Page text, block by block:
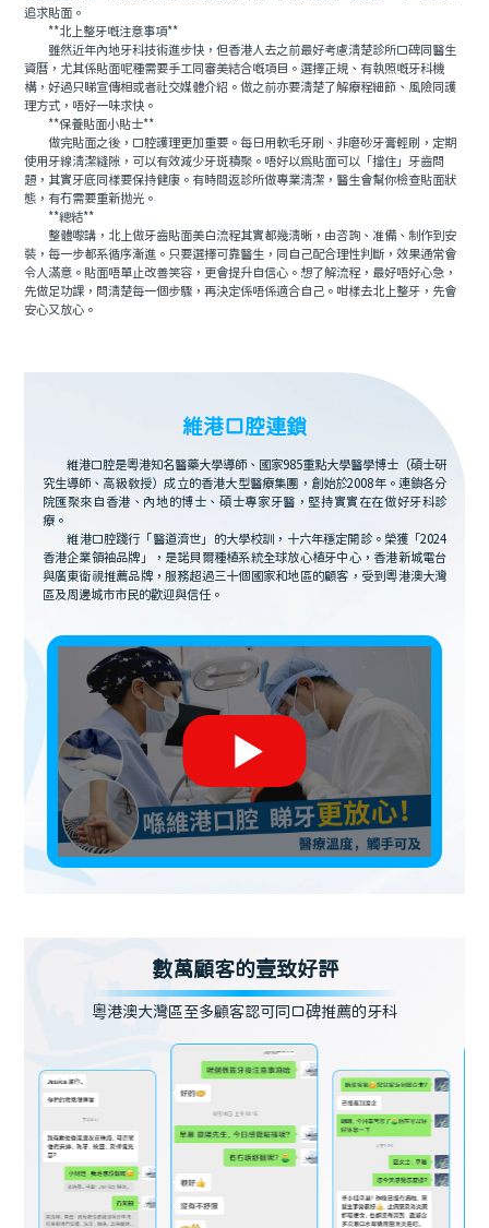
追求貼面。
**北上整牙嘅注意事項**
雖然近年內地牙科技術進步快，但香港人去之前最好考慮清楚診所口碑同醫生
資曆，尤其係貼面呢種需要手工同審美結合嘅項目。選擇正規、有執照嘅牙科機
構，好過只睇宣傳相或者社交媒體介紹。做之前亦要清楚了解療程細節、風險同護
理方式，唔好一味求快。
**保養貼面小貼士**
做完貼面之後，口腔護理更加重要。每日用軟毛牙刷、非磨砂牙膏輕刷，定期
使用牙線清潔縫隙，可以有效減少牙斑積聚。唔好以爲貼面可以「擋住」牙齒問
題，其實牙底同樣要保持健康。有時間返診所做專業清潔，醫生會幫你檢查貼面狀
態，有冇需要重新抛光。
**總結**
整體嚟講，北上做牙齒貼面美白流程其實都幾清晰，由咨詢、准備、制作到安
裝，每一步都系循序漸進。只要選擇可靠醫生，同自己配合理性判斷，效果通常會
令人滿意。貼面唔單止改善笑容，更會提升自信心。想了解流程，最好唔好心急，
先做足功課，問清楚每一個步驟，再決定係唔係適合自己。咁樣去北上整牙，先會
安心又放心。
維港口腔連鎖
維港口腔是粵港知名醫藥大學導師、國家985重點大學醫學博士（碩士研
究生導師、高級教授）成立的香港大型醫療集團，創始於2008年。連鎖各分
院匯聚來自香港、內地的博士、碩士專家牙醫，堅持實實在在做好牙科診
療。
維港口腔踐行「醫道濟世」的大學校訓，十六年穩定開診。榮獲「2024
香港企業領袖品牌」，是諾貝爾種植系統全球放心植牙中心，香港新城電台
與廣東衛視推薦品牌，服務超過三十個國家和地區的顧客，受到粵港澳大灣
區及周邊城市市民的歡迎與信任。
數萬顧客的壹致好評
粵港澳大灣區至多顧客認可同口碑推薦的牙科